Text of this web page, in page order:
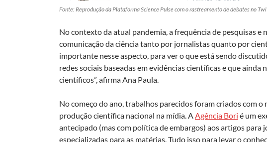
Fonte: Reprodução da Plataforma Science Pulse com o rastreamento de debates no
No contexto da atual pandemia, a frequência de pesquisas e
comunicação da ciência tanto por jornalistas quanto por
importante nesse aspecto, para ver o que está sendo
redes sociais baseadas em evidências científicas e que ainda
científicos”, afirma Ana Paula.
No começo do ano, trabalhos parecidos foram criados com
produção científica nacional na mídia. A Agência Bori é um
antecipado (mas com política de embargos) aos artigos para
especializadas para as matérias. Tudo isso para levar o